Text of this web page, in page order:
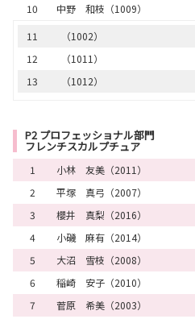
10
中野 和枝（1009）
11
（1002）
12
（1011）
13
（1012）
P2 プロフェッショナル部門
フレンチスカルプチュア
1
小林 友美（2011）
2
平塚 真弓（2007）
3
櫻井 真梨（2016）
4
小磯 麻有（2014）
5
大沼 雪枝（2008）
6
稲崎 安子（2010）
7
菅原 希美（2003）